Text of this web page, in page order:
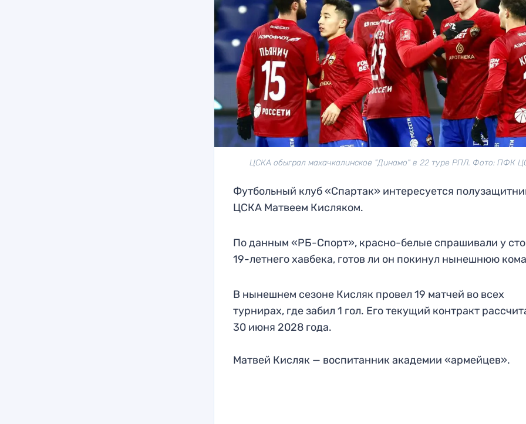
ЦСКА обыграл махачкалинское "Динамо" в 22 туре РПЛ. Фото: ПФК
Футбольный клуб «Спартак» интересуется
ЦСКА Матвеем Кисляком.
По данным «РБ-Спорт», красно-белые спрашивали у
19-летнего хавбека, готов ли он покинул нынешнюю
В нынешнем сезоне Кисляк провел 19 матчей во всех
турнирах, где забил 1 гол. Его текущий контракт
30 июня 2028 года.
Матвей Кисляк — воспитанник академии «армейцев».